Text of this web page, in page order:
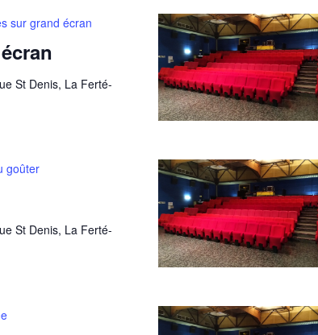
sur grand écran
St Denis, La Ferté-
goûter
St Denis, La Ferté-